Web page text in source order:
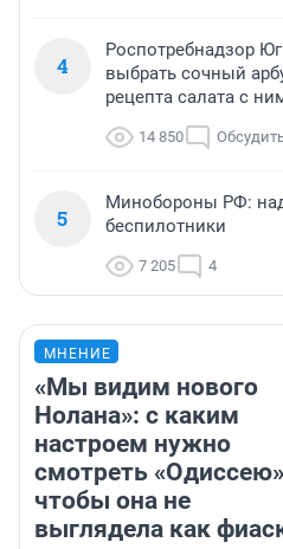
4
Роспотребнадзор
выбрать сочный
рецепта салата с
14 850
5
Минобороны РФ:
беспилотники
7 205 4
МНЕНИЕ
«Мы видим нового
Нолана»: с каким
настроем нужно
смотреть
чтобы она не
выглядела как